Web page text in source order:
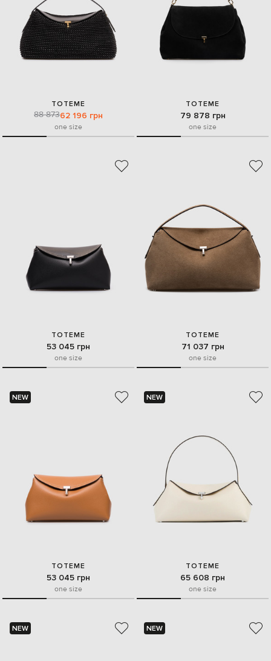
TOTEME
88 87362 196 грн
one size
TOTEME
79 878 грн
one size
TOTEME
53 045 грн
one size
TOTEME
71 037 грн
one size
NEW
TOTEME
53 045 грн
one size
NEW
TOTEME
65 608 грн
one size
NEW NEW